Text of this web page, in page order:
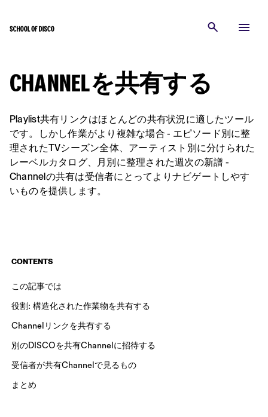
CHANNELを共有する
Playlist共有リンクはほとんどの共有状況に適したツール
です。しかし作業がより複雑な場合 - エピソード別に整
理されたTVシーズン全体、アーティスト別に分けられた
レーベルカタログ、月別に整理された週次の新譜 -
Channelの共有は受信者にとってよりナビゲートしやす
いものを提供します。
CONTENTS
この記事では
役割: 構造化された作業物を共有する
Channelリンクを共有する
別のDISCOを共有Channelに招待する
受信者が共有Channelで見るもの
まとめ